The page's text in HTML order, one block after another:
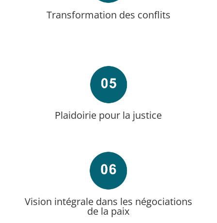
Transformation des conflits
Plaidoirie pour la justice
Vision intégrale dans les négociations
de la paix